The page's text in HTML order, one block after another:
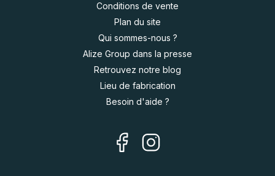
Conditions de vente
Plan du site
Qui sommes-nous ?
Alize Group dans la presse
Retrouvez notre blog
Lieu de fabrication
Besoin d'aide ?